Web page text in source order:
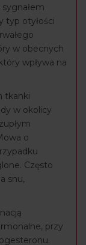
typ otyłości
w obecnych
wpływa na
tkanki
w okolicy
o
Często
snu,
przy